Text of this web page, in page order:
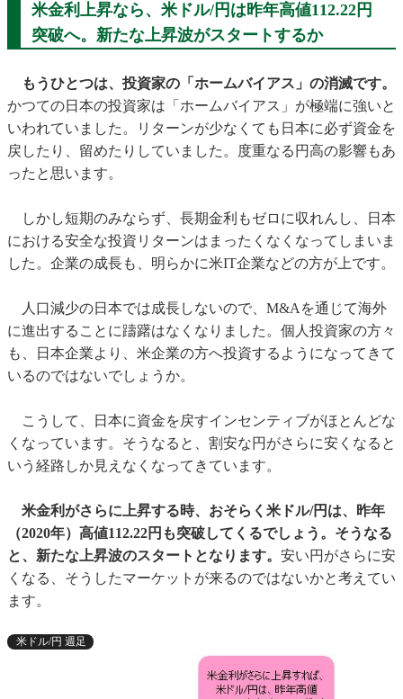
米金利上昇なら、米ドル/円は昨年高値112.22円
突破へ。新たな上昇波がスタートするか
もうひとつは、投資家の「ホームバイアス」の消滅です。
かつての日本の投資家は「ホームバイアス」が極端に強いと
いわれていました。リターンが少なくても日本に必ず資金を
戻したり、留めたりしていました。度重なる円高の影響もあ
ったと思います。
しかし短期のみならず、長期金利もゼロに収れんし、日本
における安全な投資リターンはまったくなくなってしまいま
した。企業の成長も、明らかに米IT企業などの方が上です。
人口減少の日本では成長しないので、M&Aを通じて海外
に進出することに躊躇はなくなりました。個人投資家の方々
も、日本企業より、米企業の方へ投資するようになってきて
いるのではないでしょうか。
こうして、日本に資金を戻すインセンティブがほとんどな
くなっています。そうなると、割安な円がさらに安くなると
いう経路しか見えなくなってきています。
米金利がさらに上昇する時、おそらく米ドル/円は、昨年
（2020年）高値112.22円も突破してくるでしょう。そうなる
と、新たな上昇波のスタートとなります。 安い円がさらに安
くなる、そうしたマーケットが来るのではないかと考えてい
ます。
米ドル/円 週足